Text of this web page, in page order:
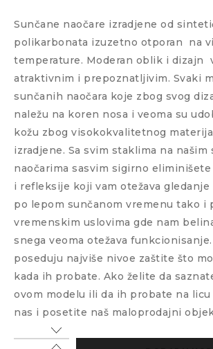
Sunčane naočare izradjene od
polikarbonata izuzetno otporan
na
temperature. Moderan oblik i dizajn
atraktivnim i prepoznatljivim. Svaki
sunčanih naočara koje zbog svog
naležu na koren nosa i veoma su
kožu zbog visokokvalitetnog
izradjene. Sa svim staklima na našim
naočarima sasvim sigirno eliminišete
i refleksije koji vam otežava gledanje
po lepom sunčanom vremenu tako i
vremenskim uslovima gde nam
snega veoma otežava
poseduju najviše nivoe zaštite što
kada ih probate. Ako želite da
ovom modelu ili da ih probate na
nas i posetite naš maloprodajni